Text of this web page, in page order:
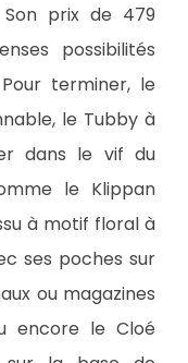
prix de 479
possibilités
terminer, le
le Tubby à
dans le vif du
le Klippan
à motif floral à
ses poches sur
ou magazines
encore le Cloé